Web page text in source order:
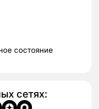
состояние
сетях: